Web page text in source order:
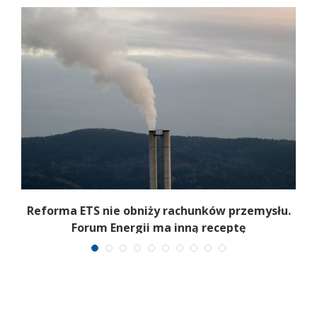
Reforma ETS nie obniży rachunków przemysłu.
Forum Energii ma inną receptę